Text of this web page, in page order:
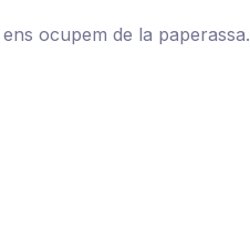
ocupem de la paperassa.